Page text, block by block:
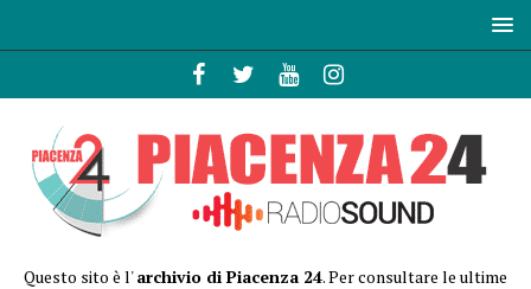
Questo sito è l'archivio di Piacenza 24. Per consultare le ultime